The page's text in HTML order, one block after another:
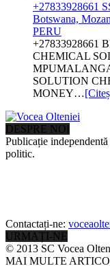
+27833928661
Botswana,
PERU
+27833928661
CHEMICAL
SOLUTION
MONEY…
DESPRE NOI
Publicație
politic.
Contactați-ne:
URMAȚI-NE
© 2013 SC Vocea
MAI MULTE